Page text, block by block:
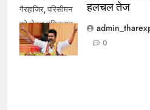
गैरहाजिर, परिसीमन
को लेकर तमिलनाडु
में सियासी हलचल
तेज
हलचल तेज
0